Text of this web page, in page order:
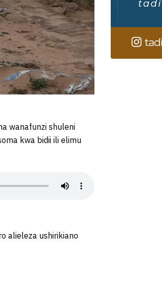
wanafunzi shuleni
kwa bidii ili elimu
alieleza ushirikiano